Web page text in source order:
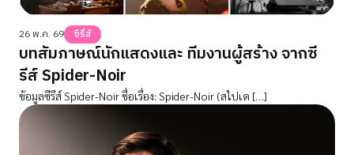
26 พ.ค. 69 ซีรี่ส์
บทสัมภาษณ์นักแสดงและ ทีมงานผู้สร้าง จากซี
รีส์ Spider-Noir
ข้อมูลซีรีส์ Spider-Noir ชื่อเรื่อง: Spider-Noir (สไปเด […]